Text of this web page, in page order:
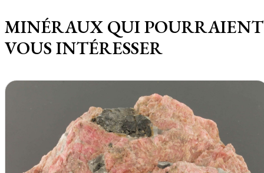
MINÉRAUX QUI POURRAIENT
VOUS INTÉRESSER